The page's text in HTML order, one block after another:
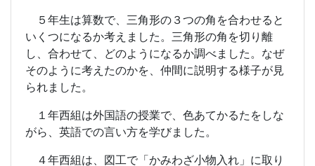
５年生は算数で、三角形の３つの角を合わせると
いくつになるか考えました。三角形の角を切り離
し、合わせて、どのようになるか調べました。なぜ
そのように考えたのかを、仲間に説明する様子が見
られました。
１年西組は外国語の授業で、色あてかるたをしな
がら、英語での言い方を学びました。
４年西組は、図工で「かみわざ小物入れ」に取り